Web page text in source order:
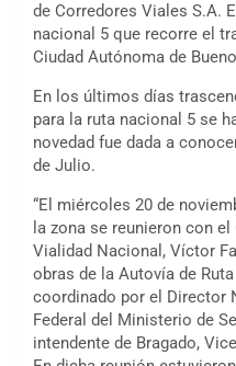
de Corredores Viales S.A.
nacional 5 que recorre el
Ciudad Autónoma de
En los últimos días
para la ruta nacional 5 se
novedad fue dada a
de Julio.
“El miércoles 20 de
la zona se reunieron con
Vialidad Nacional, Víctor
obras de la Autovía de
coordinado por el Director
Federal del Ministerio de
intendente de Bragado,